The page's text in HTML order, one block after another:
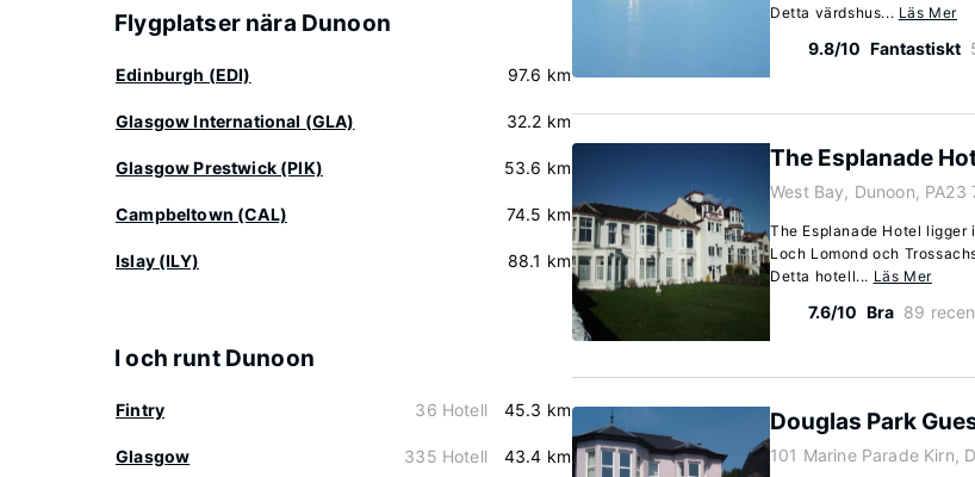
Flygplatser nära Dunoon
Edinburgh (EDI) 97.6 km
Glasgow International (GLA) 32.2 km
Glasgow Prestwick (PIK) 53.6 km
Campbeltown (CAL) 74.5 km
Islay (ILY) 88.1 km
I och runt Dunoon
Fintry 36 Hotell 45.3 km
Glasgow 335 Hotell 43.4 km
Detta värdshus... Läs Mer
9.8/10 Fantastiskt
The Esplanade
West Bay, Dunoon, PA23
The Esplanade Hotel
Loch Lomond och
Detta hotell... Läs Mer
7.6/10 Bra 89
Douglas Park
101 Marine Parade Kirn,